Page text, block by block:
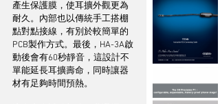
產生保護膜，使耳擴外觀更為
耐久。內部也以傳統手工搭棚
點對點接線，有別於較簡單的
PCB製作方式。最後，HA-3A啟
動後會有60秒靜音，這設計不
單能延長耳擴壽命，同時讓器
材有足夠時間預熱。